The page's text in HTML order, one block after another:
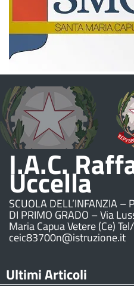
I.A.C.
Uccella
SCUOLA DELL’INFANZIA
DI PRIMO GRADO – Via
Maria Capua Vetere (Ce)
ceic83700n@istruzione.it
Ultimi Articoli